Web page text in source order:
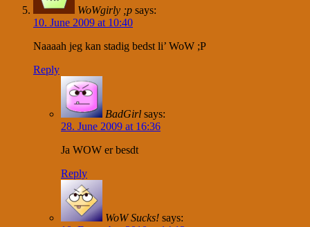
WoWgirly ;p says:
10. June 2009 at 10:40
Naaaah jeg kan stadig bedst li’ WoW ;P
Reply
BadGirl says:
28. June 2009 at 16:36
Ja WOW er besdt
Reply
WoW Sucks! says: